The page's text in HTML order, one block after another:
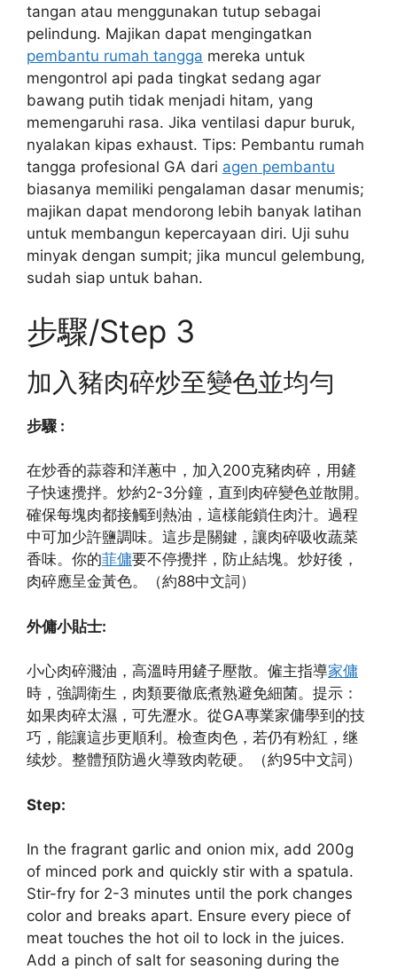
tangan atau menggunakan tutup sebagai
pelindung. Majikan dapat mengingatkan
pembantu rumah tangga mereka untuk
mengontrol api pada tingkat sedang agar
bawang putih tidak menjadi hitam, yang
memengaruhi rasa. Jika ventilasi dapur buruk,
nyalakan kipas exhaust. Tips: Pembantu rumah
tangga profesional GA dari agen pembantu
biasanya memiliki pengalaman dasar menumis;
majikan dapat mendorong lebih banyak latihan
untuk membangun kepercayaan diri. Uji suhu
minyak dengan sumpit; jika muncul gelembung,
sudah siap untuk bahan.
步驟/Step 3
加入豬肉碎炒至變色並均勻
步驟 :
在炒香的蒜蓉和洋蔥中，加入200克豬肉碎，用鏟
子快速攪拌。炒約2-3分鐘，直到肉碎變色並散開。
確保每塊肉都接觸到熱油，這樣能鎖住肉汁。過程
中可加少許鹽調味。這步是關鍵，讓肉碎吸收蔬菜
香味。你的菲傭要不停攪拌，防止結塊。炒好後，
肉碎應呈金黃色。（約88中文詞）
外傭小貼士:
小心肉碎濺油，高溫時用鏟子壓散。僱主指導家傭
時，強調衛生，肉類要徹底煮熟避免細菌。提示：
如果肉碎太濕，可先瀝水。從GA專業家傭學到的技
巧，能讓這步更順利。檢查肉色，若仍有粉紅，继
续炒。整體預防過火導致肉乾硬。（約95中文詞）
Step:
In the fragrant garlic and onion mix, add 200g
of minced pork and quickly stir with a spatula.
Stir-fry for 2-3 minutes until the pork changes
color and breaks apart. Ensure every piece of
meat touches the hot oil to lock in the juices.
Add a pinch of salt for seasoning during the